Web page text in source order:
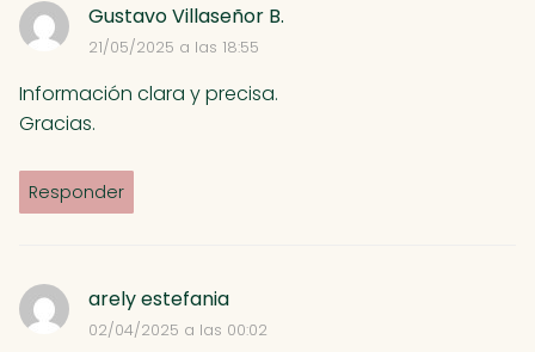
Gustavo Villaseñor B.
21/05/2025 a las 18:55
Información clara y precisa.
Gracias.
Responder
arely estefania
02/04/2025 a las 00:02